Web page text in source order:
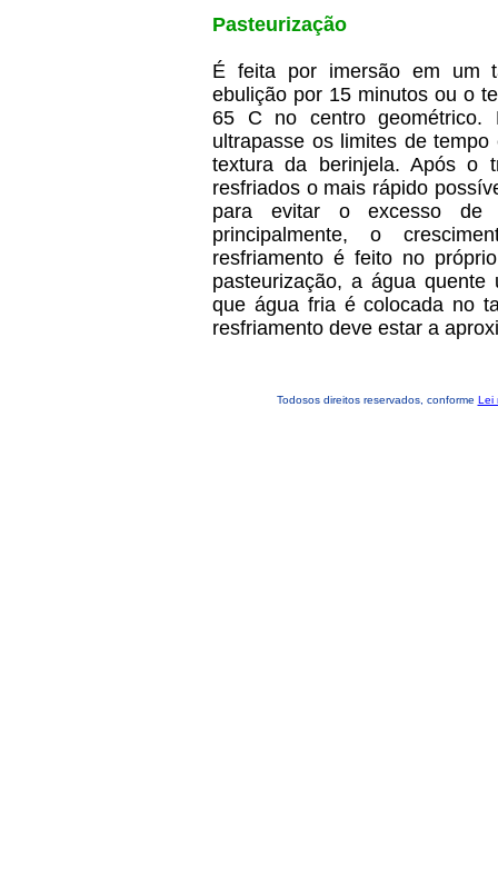
Pasteurização
É feita por imersão em um
ebulição por 15 minutos ou o
65 C no centro geométrico.
ultrapasse os limites de
textura da berinjela. Após o
resfriados o mais rápido
para evitar o excesso de
principalmente, o
resfriamento é feito no
pasteurização, a água
que água fria é colocada no
resfriamento deve estar a
Todosos direitos reservados, conforme Lei